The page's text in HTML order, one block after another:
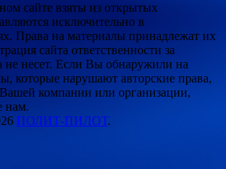
сайте взяты из открытых
исключительно в
Права на материалы принадлежат их
сайта ответственности за
не несет. Если Вы обнаружили на
которые нарушают авторские права,
компании или организации,
нам.
ПОЛИТ-ПИЛОТ.